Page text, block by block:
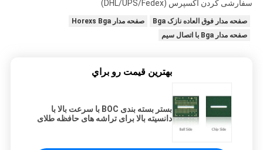
سفارشی کردن اکسپرس (DHL/UPS/Fedex)
صفحه مدار فوق العاده نازک Bga
صفحه مدار Horexs Bga
صفحه مدار Bga با اتصال سیم
بهترين قيمت رو براي
بستر بسته بندی BOC با سرعت بالا با
دانسیته بالا برای تراشه های حافظه طلای